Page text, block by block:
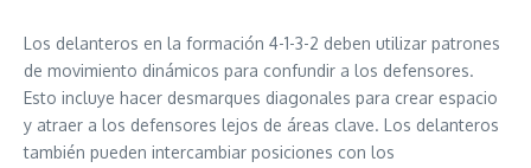
Los delanteros en la formación 4-1-3-2 deben utilizar patrones
de movimiento dinámicos para confundir a los defensores.
Esto incluye hacer desmarques diagonales para crear espacio
y atraer a los defensores lejos de áreas clave. Los delanteros
también pueden intercambiar posiciones con los